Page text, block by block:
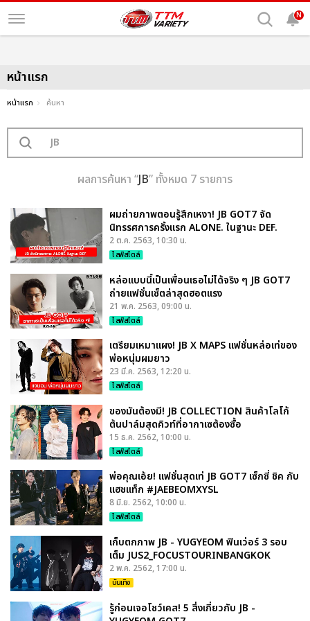
N
หน้าแรก
หน้าแรก ค้นหา
ผลการค้นหา “JB” ทั้งหมด 7 รายการ
ผมถ่ายภาพตอนรู้สึกเหงา! JB GOT7 จัด
นิทรรศการครั้งแรก ALONE. ในฐานะ DEF.
2 ต.ค. 2563, 10:30 น.
ไลฟ์สไตล์
หล่อแบบนี้เป็นเพื่อนเธอไม่ได้จริง ๆ JB GOT7
ถ่ายแฟชั่นเซ็ตล่าสุดฮอตแรง
21 พ.ค. 2563, 09:00 น.
ไลฟ์สไตล์
เตรียมเหมาแผง! JB X MAPS แฟชั่นหล่อเท่ของ
พ่อหนุ่มผมยาว
23 มี.ค. 2563, 12:20 น.
ไลฟ์สไตล์
ของมันต้องมี! JB COLLECTION สินค้าโลโก้
ต้นปาล์มสุดคิวท์ที่อากาเซต้องซื้อ
15 ธ.ค. 2562, 10:00 น.
ไลฟ์สไตล์
พ่อคุณเอ้ย! แฟชั่นสุดเท่ JB GOT7 เซ็กซี่ ชิค กับ
แฮชแท็ก #JAEBEOMXYSL
8 มิ.ย. 2562, 10:00 น.
ไลฟ์สไตล์
เก็บตกภาพ JB - YUGYEOM ฟินเว่อร์ 3 รอบ
เต็ม JUS2_FOCUSTOURINBANGKOK
2 พ.ค. 2562, 17:00 น.
บันเทิง
รู้ก่อนเจอโชว์เคส! 5 สิ่งเกี่ยวกับ JB -